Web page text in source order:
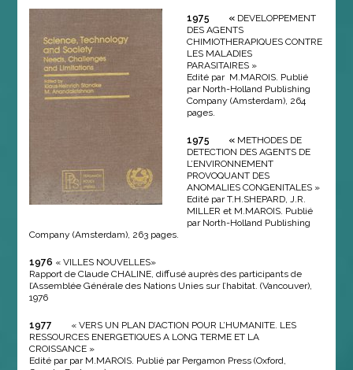
1975 « DEVELOPPEMENT
DES AGENTS
CHIMIOTHERAPIQUES CONTRE
LES MALADIES
PARASITAIRES »
Edité par M.MAROIS. Publié
par North-Holland Publishing
Company (Amsterdam), 264
pages.
1975 « METHODES DE
DETECTION DES AGENTS DE
L’ENVIRONNEMENT
PROVOQUANT DES
ANOMALIES CONGENITALES »
Edité par T.H.SHEPARD, J.R.
MILLER et M.MAROIS. Publié
par North-Holland Publishing
Company (Amsterdam), 263 pages.
1976 « VILLES NOUVELLES»
Rapport de Claude CHALINE, diffusé auprès des participants de
l’Assemblée Générale des Nations Unies sur l’habitat. (Vancouver),
1976
1977 « VERS UN PLAN D’ACTION POUR L’HUMANITE. LES
RESSOURCES ENERGETIQUES A LONG TERME ET LA
CROISSANCE »
Edité par par M.MAROIS. Publié par Pergamon Press (Oxford,